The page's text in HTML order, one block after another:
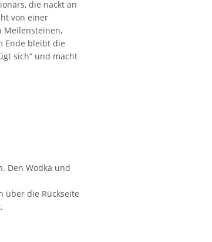
die nackt an
von einer
Meilensteinen,
Ende bleibt die
sich“ und macht
Den Wodka und
über die Rückseite